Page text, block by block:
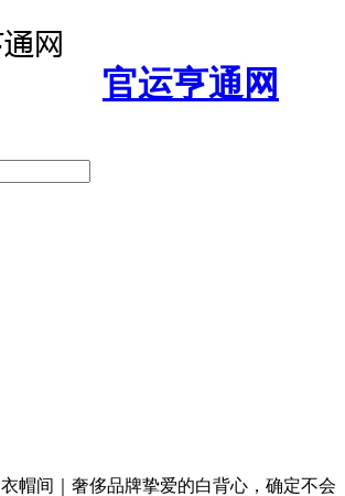
官运亨通网
衣帽间｜奢侈品牌挚爱的白背心，确定不会